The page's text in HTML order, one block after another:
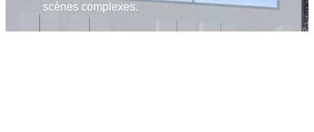
scènes complexes.